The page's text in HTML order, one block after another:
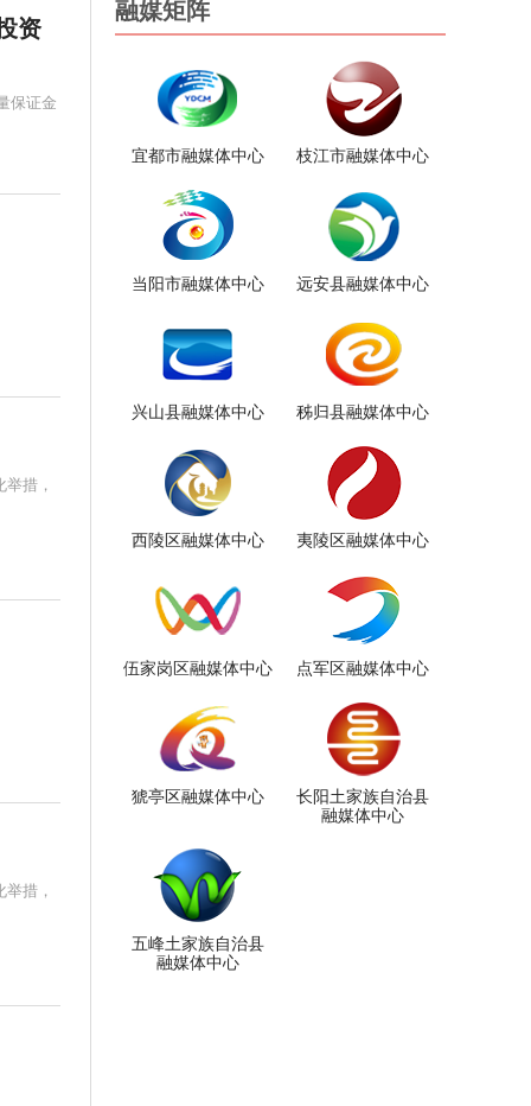
资
保证金
措，
措，
融媒矩阵
宜都市融媒体中心 枝江市融媒体中心
当阳市融媒体中心 远安县融媒体中心
兴山县融媒体中心 秭归县融媒体中心
西陵区融媒体中心 夷陵区融媒体中心
伍家岗区融媒体中心 点军区融媒体中心
猇亭区融媒体中心
长阳土家族自治县
融媒体中心
五峰土家族自治县
融媒体中心